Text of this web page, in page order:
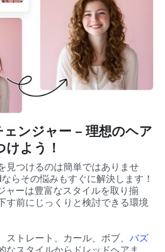
ンジャー – 理想のヘア
よう！
見つけるのは簡単ではありませ
らその悩みもすぐに解決します！
ャーは豊富なスタイルを取り揃
す前にじっくりと検討できる環境
ストレート、カール、ボブ、 バズ
なスタイルからドレッドヘアま